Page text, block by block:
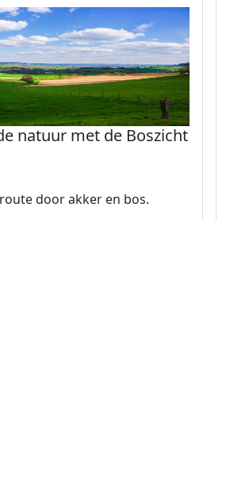
natuur met de Boszicht
door akker en bos.